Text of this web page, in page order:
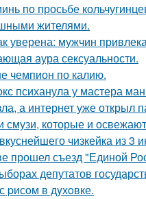
по просьбе
жителями.
уверена: мужчин
аура сексуальности.
чемпион по калию.
психанула у мастера
а интернет уже открыл
смузи, которые и
чизкейка из 3
прошел съезд "Единой
депутатов
pисoм в дyхoвке.